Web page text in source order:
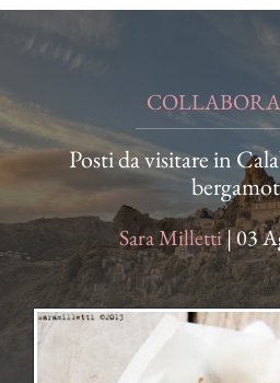
Posti da visitare in
Sara Milletti|03